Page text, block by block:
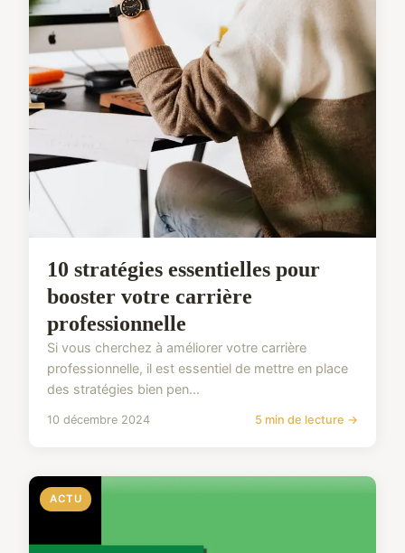
10 stratégies essentielles pour
booster votre carrière
professionnelle
Si vous cherchez à améliorer votre carrière
professionnelle, il est essentiel de mettre en place
des stratégies bien pen...
10 décembre 2024 5 min de lecture →
ACTU